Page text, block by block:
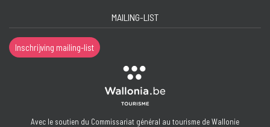
MAILING-LIST
Inschrijving mailing-list
Avec le soutien du Commissariat général au tourisme de Wallonie